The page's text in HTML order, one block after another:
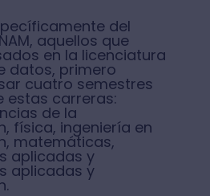
del
aquellos que
en la licenciatura
datos, primero
cuatro semestres
estas carreras:
de la
física, ingeniería en
matemáticas,
aplicadas y
aplicadas y